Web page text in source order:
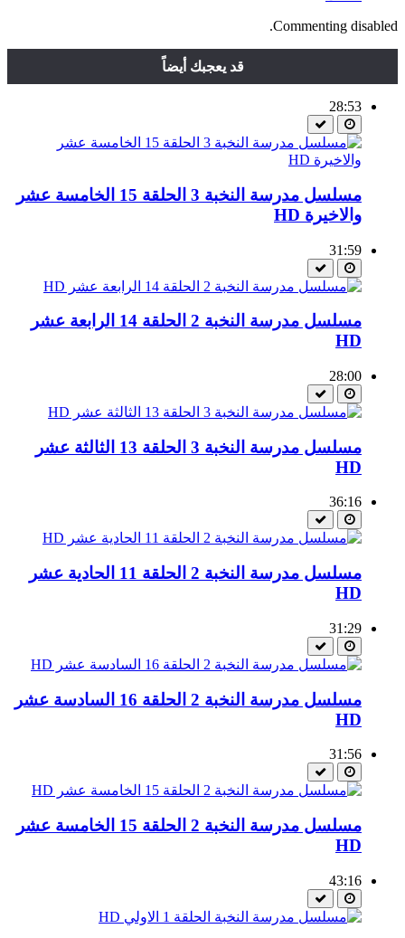
Commenting disabled.
قد يعجبك أيضاً
28:53
مسلسل مدرسة النخبة 3 الحلقة 15 الخامسة عشر
والاخيرة HD
31:59
مسلسل مدرسة النخبة 2 الحلقة 14 الرابعة عشر
HD
28:00
مسلسل مدرسة النخبة 3 الحلقة 13 الثالثة عشر
HD
36:16
مسلسل مدرسة النخبة 2 الحلقة 11 الحادية عشر
HD
31:29
مسلسل مدرسة النخبة 2 الحلقة 16 السادسة عشر
HD
31:56
مسلسل مدرسة النخبة 2 الحلقة 15 الخامسة عشر
HD
43:16